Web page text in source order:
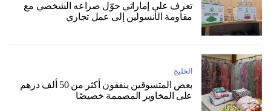
تعرف على إماراتي حوّل صراعه الشخصي مع
مقاومة الأنسولين إلى عمل تجاري
الخليج
بعض المتسوقين ينفقون أكثر من 50 ألف درهم
على المخاوير المصممة خصيصًا